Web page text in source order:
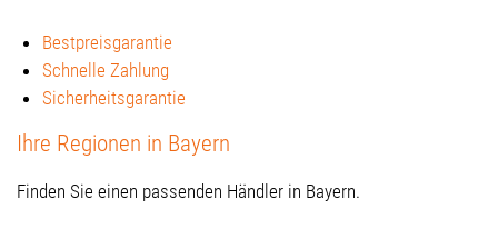
Bestpreisgarantie
Schnelle Zahlung
Sicherheitsgarantie
Ihre Regionen in Bayern
Finden Sie einen passenden Händler in Bayern.